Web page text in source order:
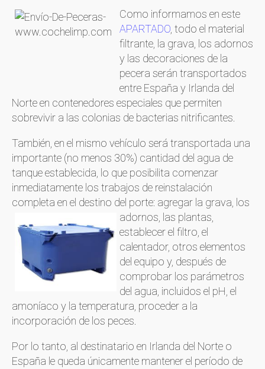
Como informamos en este
APARTADO , todo el material
filtrante, la grava, los adornos
y las decoraciones de la
pecera serán transportados
entre España y Irlanda del
Norte en contenedores especiales que permiten
sobrevivir a las colonias de bacterias nitrificantes.
También, en el mismo vehículo será transportada una
importante (no menos 30%) cantidad del agua de
tanque establecida, lo que posibilita comenzar
inmediatamente los trabajos de reinstalación
completa en el destino del porte: agregar la grava, los
adornos, las plantas,
establecer el filtro, el
calentador, otros elementos
del equipo y, después de
comprobar los parámetros
del agua, incluidos el pH, el
amoníaco y la temperatura, proceder a la
incorporación de los peces.
Por lo tanto, al destinatario en Irlanda del Norte o
España le queda únicamente mantener el período de